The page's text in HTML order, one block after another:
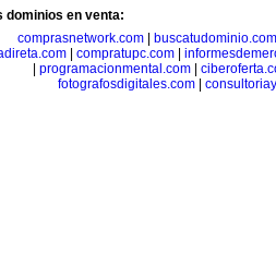
dominios en venta:
comprasnetwork.com
buscatudominio.com
| compratupc.com|
programacionmental.com|
fotografosdigitales.com|